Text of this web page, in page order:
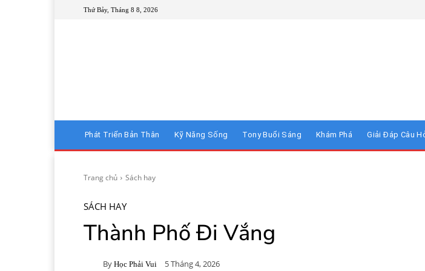
Thứ Bảy, Tháng 8 8, 2026
Phát Triển Bản Thân Kỹ Năng Sống Tony Buổi Sáng Khám Phá Giải Đáp Câu
Trang chủ Sách hay
SÁCH HAY
Thành Phố Đi Vắng
By Học Phải Vui 5 Tháng 4, 2026